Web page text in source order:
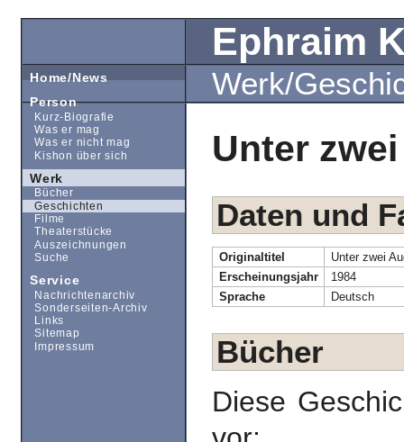
Ephraim
Werk/
Unter
Daten und
Originaltitel
Unter zwei
Erscheinungsjahr
1984
Sprache
Deutsch
Bücher
Diese
Home/News
Person
Kurz-Biografie
Was er mag
Was er nicht mag
Kishon über sich
Werk
Bücher
Geschichten
Filme
Theaterstücke
Auszeichnungen
Suche
Service
Nachrichtenarchiv
Sonderseiten-Archiv
Links
Sitemap
Impressum